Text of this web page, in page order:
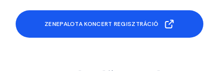
ZENEPALOTA KONCERT REGISZTRÁCIÓ